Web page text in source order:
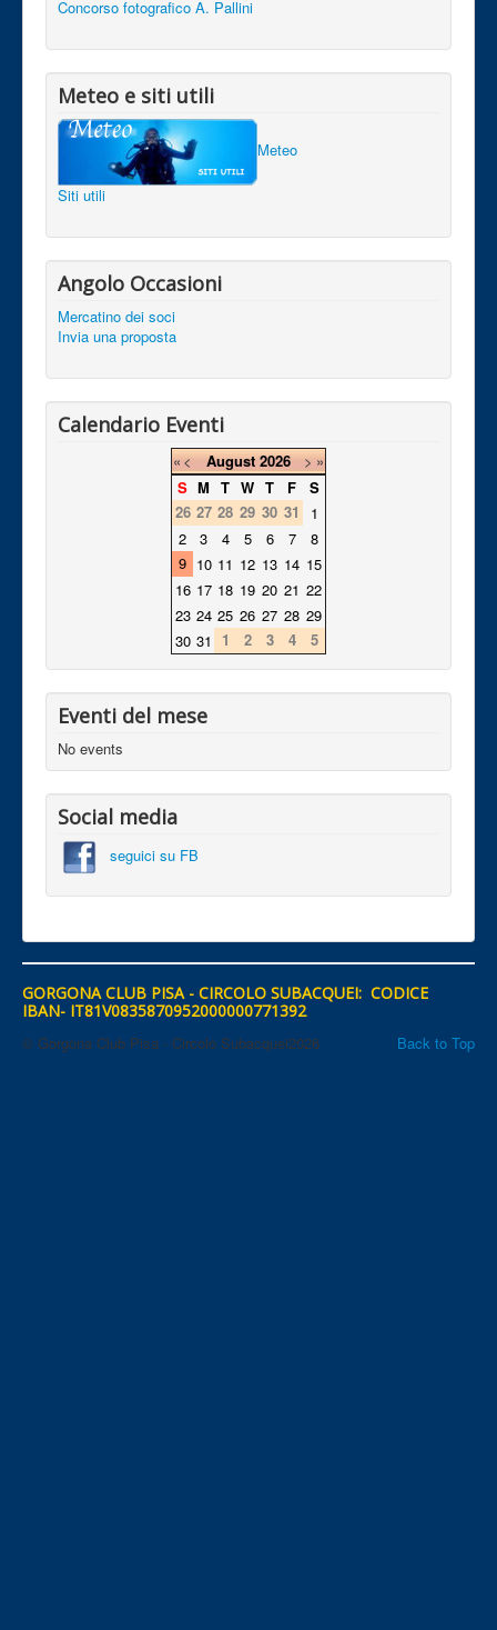
Concorso fotografico A. Pallini
Meteo e siti utili
Meteo
Siti utili
Angolo Occasioni
Mercatino dei soci
Invia una proposta
Calendario Eventi
«< August 2026 >»
S M T W T F
S
26 27 28 29 30 31
1
2
3 4 5 6 7
8
9 10 11 12 13 14 15
16 17 18 19 20 21 22
23 24 25 26 27 28 29
30 31 1 2 3 4 5
Eventi del mese
No events
Social media
seguici su FB
GORGONA CLUB PISA - CIRCOLO SUBACQUEI: CODICE
IBAN- IT81V0835870952000000771392
Back to Top
© Gorgona Club Pisa - Circolo Subacquei2026